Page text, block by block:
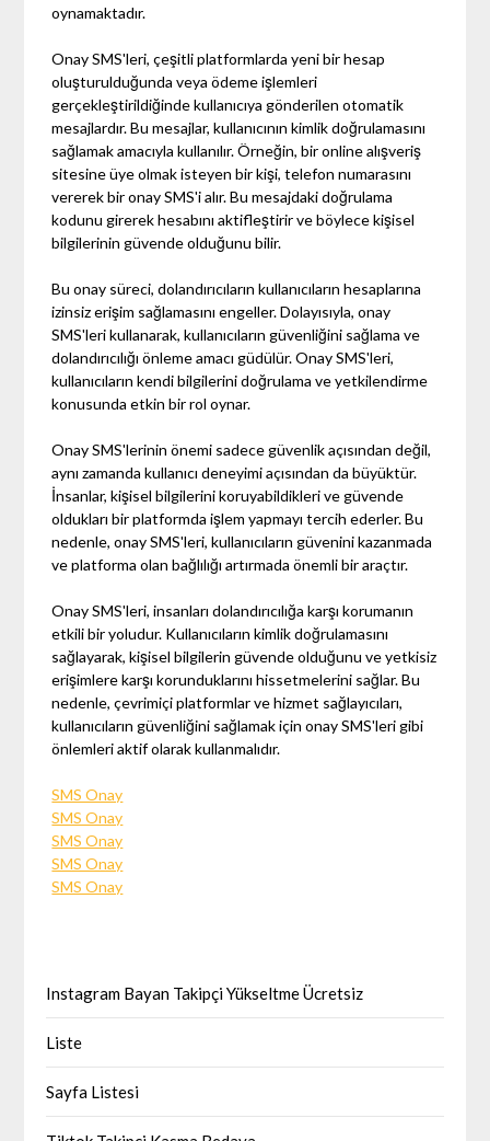
oynamaktadır.
Onay SMS'leri, çeşitli platformlarda yeni bir hesap
oluşturulduğunda veya ödeme işlemleri
gerçekleştirildiğinde kullanıcıya gönderilen otomatik
mesajlardır. Bu mesajlar, kullanıcının kimlik doğrulamasını
sağlamak amacıyla kullanılır. Örneğin, bir online alışveriş
sitesine üye olmak isteyen bir kişi, telefon numarasını
vererek bir onay SMS'i alır. Bu mesajdaki doğrulama
kodunu girerek hesabını aktifleştirir ve böylece kişisel
bilgilerinin güvende olduğunu bilir.
Bu onay süreci, dolandırıcıların kullanıcıların hesaplarına
izinsiz erişim sağlamasını engeller. Dolayısıyla, onay
SMS'leri kullanarak, kullanıcıların güvenliğini sağlama ve
dolandırıcılığı önleme amacı güdülür. Onay SMS'leri,
kullanıcıların kendi bilgilerini doğrulama ve yetkilendirme
konusunda etkin bir rol oynar.
Onay SMS'lerinin önemi sadece güvenlik açısından değil,
aynı zamanda kullanıcı deneyimi açısından da büyüktür.
İnsanlar, kişisel bilgilerini koruyabildikleri ve güvende
oldukları bir platformda işlem yapmayı tercih ederler. Bu
nedenle, onay SMS'leri, kullanıcıların güvenini kazanmada
ve platforma olan bağlılığı artırmada önemli bir araçtır.
Onay SMS'leri, insanları dolandırıcılığa karşı korumanın
etkili bir yoludur. Kullanıcıların kimlik doğrulamasını
sağlayarak, kişisel bilgilerin güvende olduğunu ve yetkisiz
erişimlere karşı korunduklarını hissetmelerini sağlar. Bu
nedenle, çevrimiçi platformlar ve hizmet sağlayıcıları,
kullanıcıların güvenliğini sağlamak için onay SMS'leri gibi
önlemleri aktif olarak kullanmalıdır.
SMS Onay
SMS Onay
SMS Onay
SMS Onay
SMS Onay
Instagram Bayan Takipçi Yükseltme Ücretsiz
Liste
Sayfa Listesi